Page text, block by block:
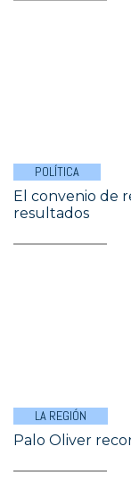
POLÍTICA
El convenio de
resultados
LA REGIÓN
Palo Oliver